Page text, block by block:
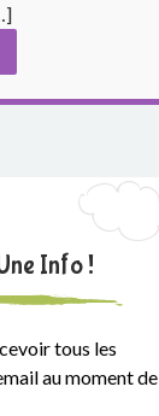
Info !
tous les
au moment de